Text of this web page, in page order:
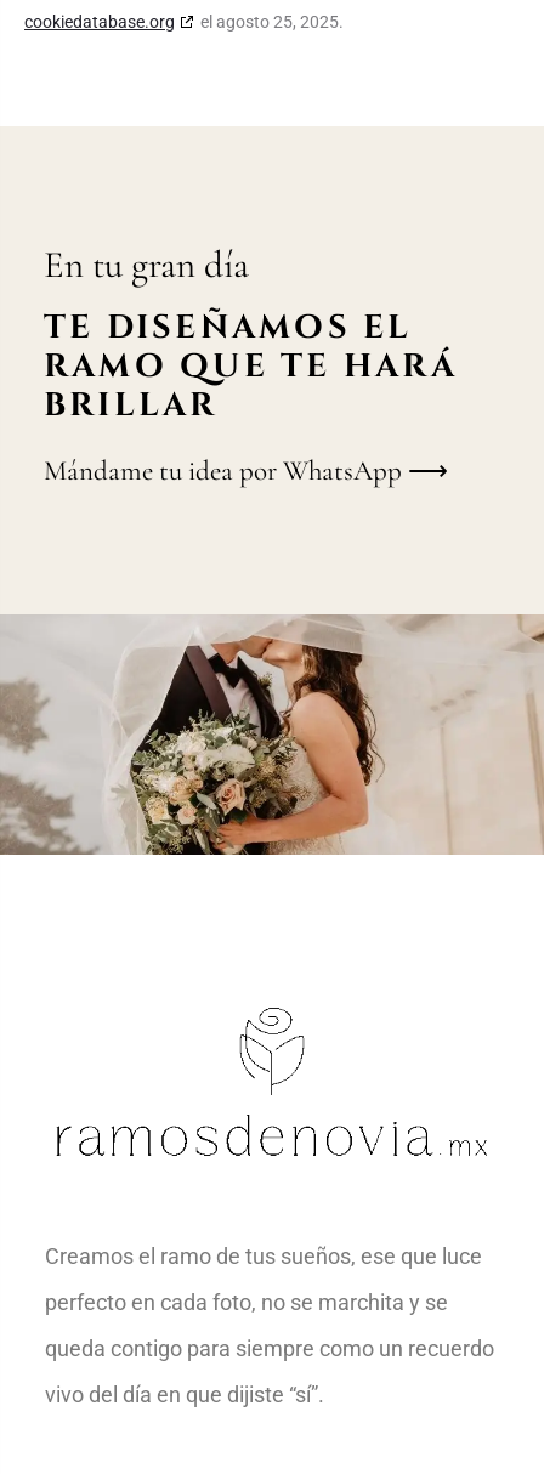
cookiedatabase.org
el agosto 25, 2025.
En tu gran día
TE DISEÑAMOS EL
RAMO QUE TE HARÁ
BRILLAR
Mándame tu idea por WhatsApp ⟶
Creamos el ramo de tus sueños, ese que luce
perfecto en cada foto, no se marchita y se
queda contigo para siempre como un recuerdo
vivo del día en que dijiste “sí”.